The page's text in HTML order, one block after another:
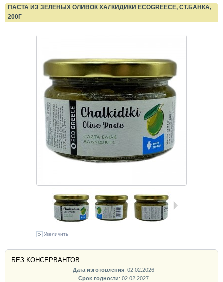
ПАСТА ИЗ ЗЕЛЁНЫХ ОЛИВОК ХАЛКИДИКИ ECOGREECE, СТ.БАНКА,
200Г
Увеличить
БЕЗ КОНСЕРВАНТОВ
Дата изготовления: 02.02.2026
Срок годности: 02.02.2027